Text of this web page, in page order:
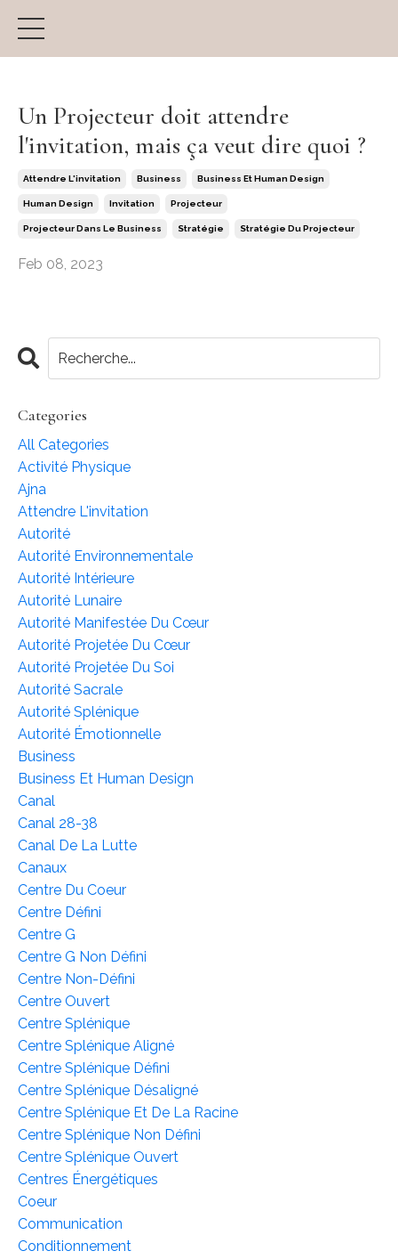
Un Projecteur doit attendre
l'invitation, mais ça veut dire quoi ?
Attendre L'invitation Business Business Et Human Design
Human Design Invitation Projecteur
Projecteur Dans Le Business Stratégie Stratégie Du Projecteur
Feb 08, 2023
Categories
All Categories
Activité Physique
Ajna
Attendre L'invitation
Autorité
Autorité Environnementale
Autorité Intérieure
Autorité Lunaire
Autorité Manifestée Du Cœur
Autorité Projetée Du Cœur
Autorité Projetée Du Soi
Autorité Sacrale
Autorité Splénique
Autorité Émotionnelle
Business
Business Et Human Design
Canal
Canal 28-38
Canal De La Lutte
Canaux
Centre Du Coeur
Centre Défini
Centre G
Centre G Non Défini
Centre Non-Défini
Centre Ouvert
Centre Splénique
Centre Splénique Aligné
Centre Splénique Défini
Centre Splénique Désaligné
Centre Splénique Et De La Racine
Centre Splénique Non Défini
Centre Splénique Ouvert
Centres Énergétiques
Coeur
Communication
Conditionnement